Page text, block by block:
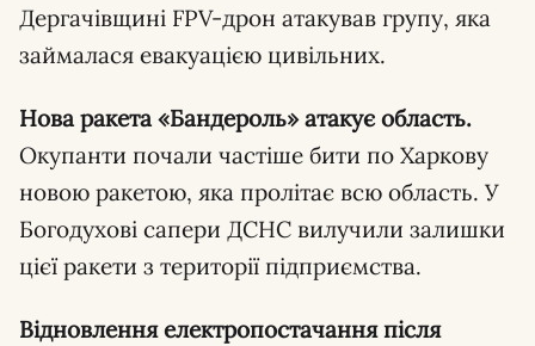
Дергачівщині FPV-дрон атакував групу, яка
займалася евакуацією цивільних.
Нова ракета «Бандероль» атакує область.
Окупанти почали частіше бити по Харкову
новою ракетою, яка пролітає всю область. У
Богодухові сапери ДСНС вилучили залишки
цієї ракети з території підприємства.
Відновлення електропостачання після